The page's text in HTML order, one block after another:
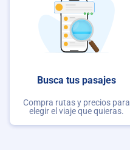
Busca tus pasajes
Compra rutas y precios para
elegir el viaje que quieras.